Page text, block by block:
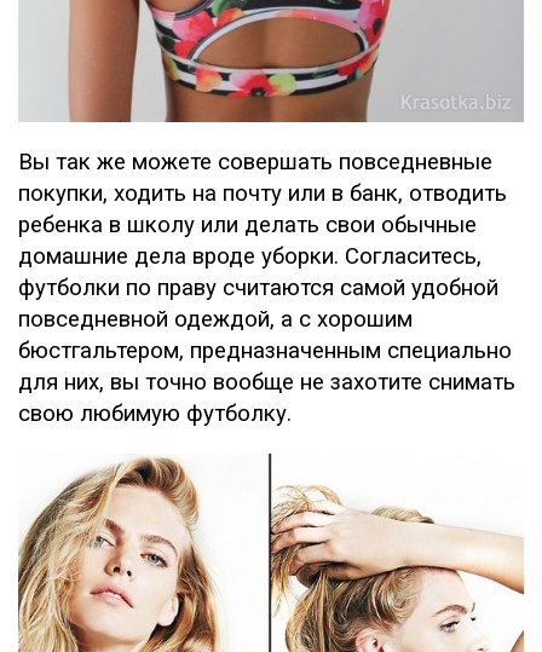
Вы так же можете совершать повседневные
покупки, ходить на почту или в банк, отводить
ребенка в школу или делать свои обычные
домашние дела вроде уборки. Согласитесь,
футболки по праву считаются самой удобной
повседневной одеждой, а с хорошим
бюстгальтером, предназначенным специально
для них, вы точно вообще не захотите снимать
свою любимую футболку.